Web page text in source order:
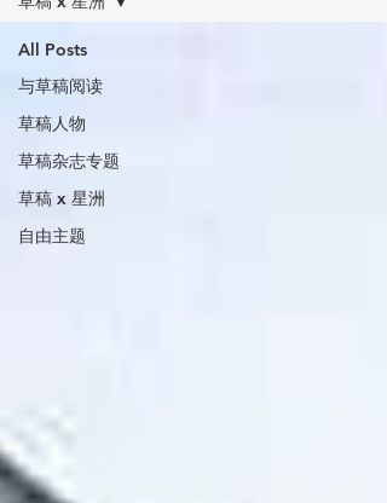
All Posts
与草稿阅读
草稿人物
草稿杂志专题
草稿 x 星洲
自由主题